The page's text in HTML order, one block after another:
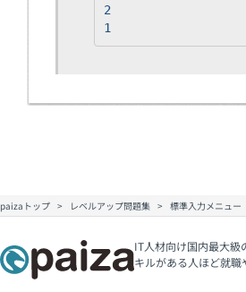
2
1
paizaトップ レベルアップ問題集 標準入力メニュー
IT人材向け国内最大
キルがある人ほど就